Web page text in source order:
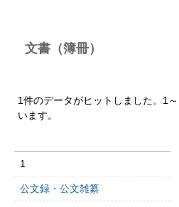
文書（簿冊）
1件のデータがヒットしました。1
います。
1
公文録・公文雑纂